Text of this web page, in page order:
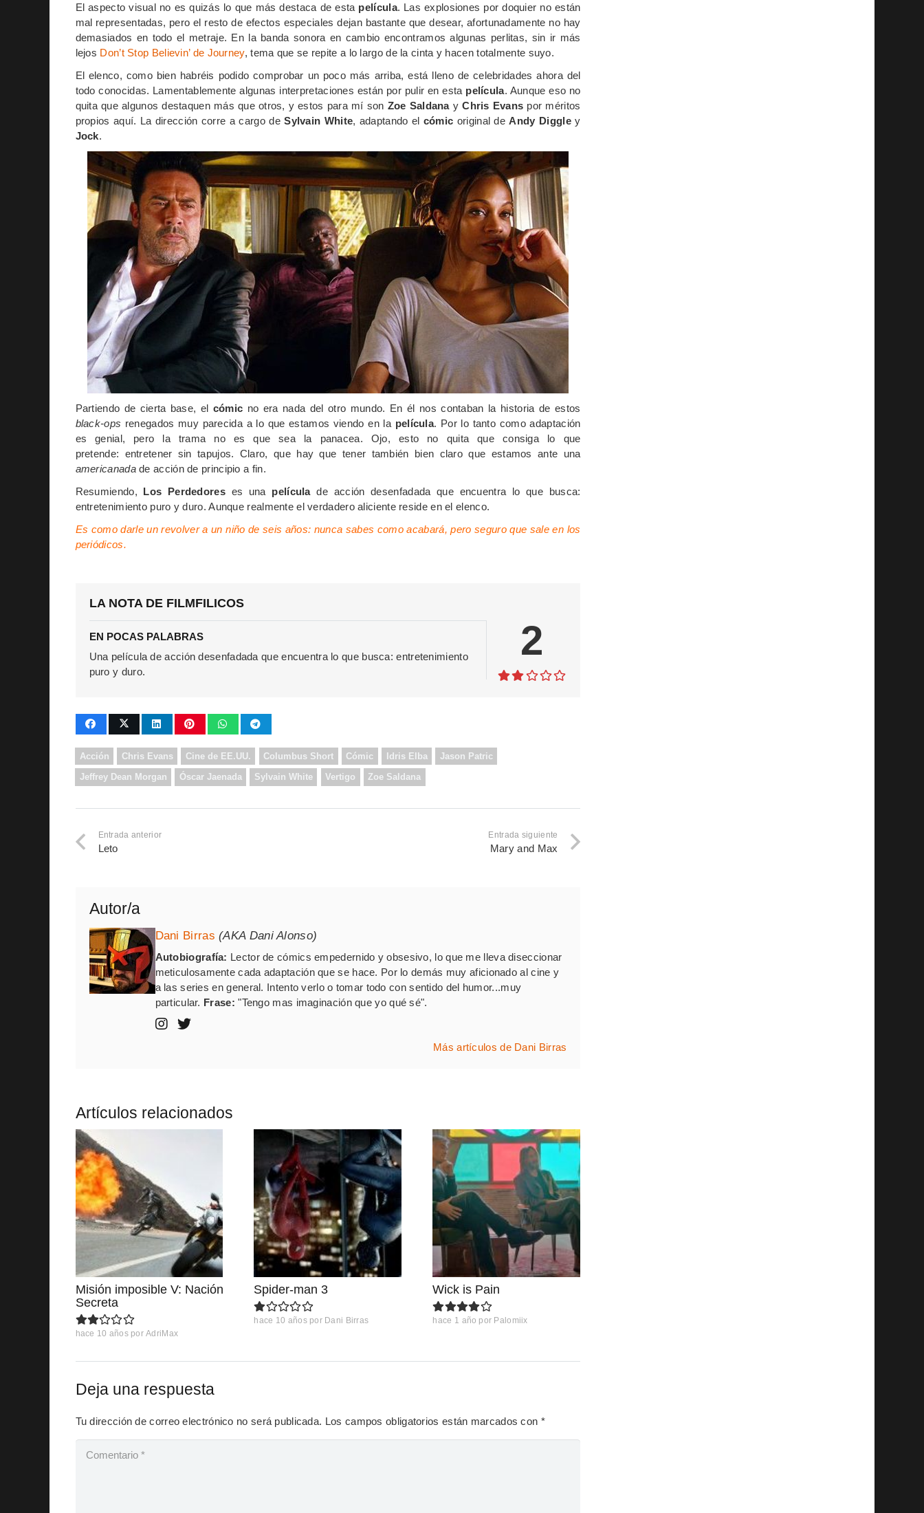
El aspecto visual no es quizás lo que más destaca de esta película. Las explosiones por doquier no están
mal representadas, pero el resto de efectos especiales dejan bastante que desear, afortunadamente no hay
demasiados en todo el metraje. En la banda sonora en cambio encontramos algunas perlitas, sin ir más
lejos Don’t Stop Believin’ de Journey, tema que se repite a lo largo de la cinta y hacen totalmente suyo.
El elenco, como bien habréis podido comprobar un poco más arriba, está lleno de celebridades ahora del
todo conocidas. Lamentablemente algunas interpretaciones están por pulir en esta película. Aunque eso no
quita que algunos destaquen más que otros, y estos para mí son Zoe SaldanayChris Evans por méritos
propios aquí. La dirección corre a cargo deSylvain White, adaptando el cómic original deAndy Diggley
Jock.
Partiendo de cierta base, el cómic no era nada del otro mundo. En él nos contaban la historia de estos
black-ops renegados muy parecida a lo que estamos viendo en la película. Por lo tanto como adaptación
es genial, pero la trama no es que sea la panacea. Ojo, esto no quita que consiga lo que
pretende: entretener sin tapujos. Claro, que hay que tener también bien claro que estamos ante una
americanadade acción de principio a fin.
Resumiendo, Los Perdedoreses una películade acción desenfadada que encuentra lo que busca:
entretenimiento puro y duro. Aunque realmente el verdadero aliciente reside en el elenco.
Es como darle un revolver a un niño de seis años: nunca sabes como acabará, pero seguro que sale en los
periódicos.
LA NOTA DE FILMFILICOS
EN POCAS PALABRAS
Una película de acción desenfadada que encuentra lo que busca: entretenimiento
puro y duro.
2
Acción Chris Evans Cine de EE.UU. Columbus Short Cómic Idris Elba Jason Patric
Jeffrey Dean Morgan Óscar Jaenada Sylvain White Vertigo Zoe Saldana
Entrada anterior
Leto
Entrada siguiente
Mary and Max
Autor/a
Dani Birras (AKA Dani Alonso)
Autobiografía: Lector de cómics empedernido y obsesivo, lo que me lleva diseccionar
meticulosamente cada adaptación que se hace. Por lo demás muy aficionado al cine y
a las series en general. Intento verlo o tomar todo con sentido del humor...muy
particular. Frase: "Tengo mas imaginación que yo qué sé".
Más artículos de Dani Birras
Artículos relacionados
Misión imposible V: Nación
Secreta
hace 10 años por AdriMax
Spider-man 3
hace 10 años por Dani Birras
Wick is Pain
hace 1 año por Palomiix
Deja una respuesta
Tu dirección de correo electrónico no será publicada. Los campos obligatorios están marcados con *